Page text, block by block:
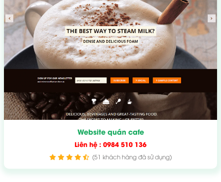
Website quán cafe
Liên hệ : 0984 510 136
(51 khách hàng đã sử dụng)